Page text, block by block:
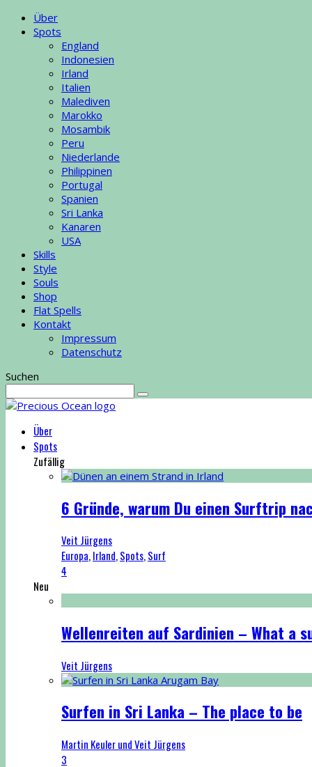
Über
Spots
England
Indonesien
Irland
Italien
Malediven
Marokko
Mosambik
Peru
Niederlande
Philippinen
Portugal
Spanien
Sri Lanka
Kanaren
USA
Skills
Style
Souls
Shop
Flat Spells
Kontakt
Impressum
Datenschutz
Suchen
Über
Spots
Zufällig
6 Gründe, warum Du einen Surftrip
Veit Jürgens
Europa,Irland,Spots,Surf
4
Neu
Wellenreiten auf Sardinien – What a
Veit Jürgens
Surfen in Sri Lanka – The place to be
Martin Keuler und Veit Jürgens
3